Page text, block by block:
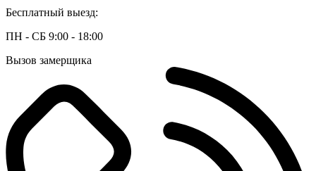
Бесплатный выезд:
ПН - СБ 9:00 - 18:00
Вызов замерщика